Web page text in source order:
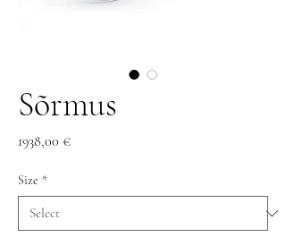
Sõrmus
1938,00 €Price
Size *